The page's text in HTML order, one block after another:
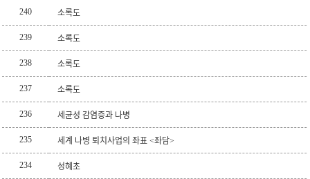
240 소록도
239 소록도
238 소록도
237 소록도
236 세균성 감염증과 나병
235 세계 나병 퇴치사업의 좌표 <좌담>
234 성혜초